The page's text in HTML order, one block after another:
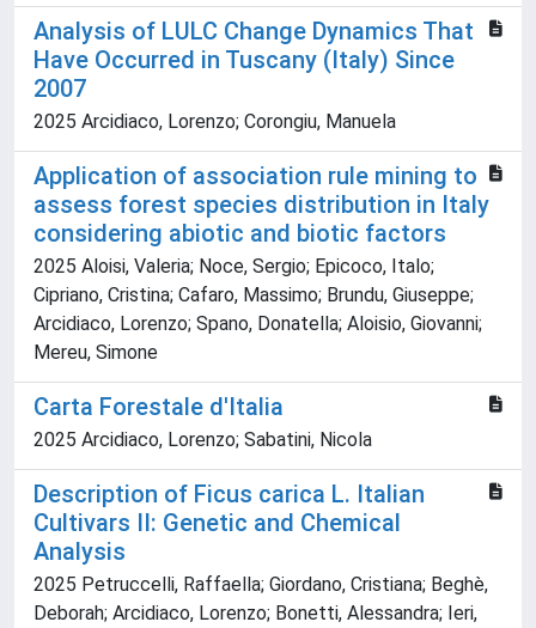
Analysis of LULC Change Dynamics That
Have Occurred in Tuscany (Italy) Since
2007
2025 Arcidiaco, Lorenzo; Corongiu, Manuela
Application of association rule mining to
assess forest species distribution in Italy
considering abiotic and biotic factors
2025 Aloisi, Valeria; Noce, Sergio; Epicoco, Italo;
Cipriano, Cristina; Cafaro, Massimo; Brundu, Giuseppe;
Arcidiaco, Lorenzo; Spano, Donatella; Aloisio, Giovanni;
Mereu, Simone
Carta Forestale d'Italia
2025 Arcidiaco, Lorenzo; Sabatini, Nicola
Description of Ficus carica L. Italian
Cultivars II: Genetic and Chemical
Analysis
2025 Petruccelli, Raffaella; Giordano, Cristiana; Beghè,
Deborah; Arcidiaco, Lorenzo; Bonetti, Alessandra; Ieri,